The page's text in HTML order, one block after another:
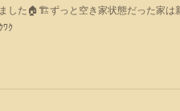
した🏠🏗ずっと空き家状態だった家は
ｸ